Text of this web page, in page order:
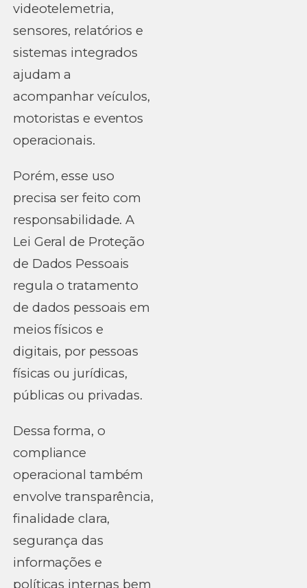
videotelemetria,
sensores, relatórios e
sistemas integrados
ajudam a
acompanhar veículos,
motoristas e eventos
operacionais.
Porém, esse uso
precisa ser feito com
responsabilidade. A
Lei Geral de Proteção
de Dados Pessoais
regula o tratamento
de dados pessoais em
meios físicos e
digitais, por pessoas
físicas ou jurídicas,
públicas ou privadas.
Dessa forma, o
compliance
operacional também
envolve transparência,
finalidade clara,
segurança das
informações e
políticas internas bem